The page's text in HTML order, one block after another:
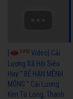
5462 Video] Cải
Lương Xã Hội Siêu
Hay " BỂ HẬN MÊNH
MÔNG " Cải Lương
Kim Tử Long, Thanh